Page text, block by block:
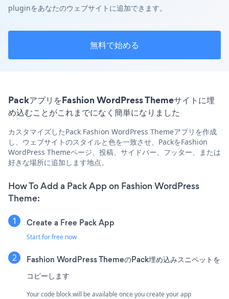
pluginをあなたのウェブサイトに追加できます。
無料で始める
PackアプリをFashion WordPress Themeサイトに埋
め込むことがこれまでになく簡単になりました
カスタマイズしたPack Fashion WordPress Themeアプリを作成
し、ウェブサイトのスタイルと色を一致させ、PackをFashion
WordPress Themeページ、投稿、サイドバー、フッター、または
好きな場所に追加します地点。
How To Add a Pack App on Fashion WordPress
Theme:
Create a Free Pack App
Start for free now
Fashion WordPress ThemeのPack埋め込みスニペットを
コピーします
Your code block will be available once you create your app